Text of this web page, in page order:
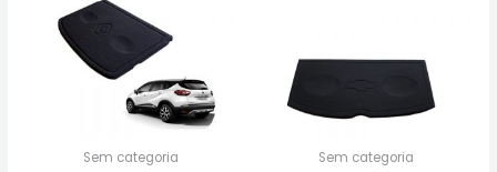
Sem categoria Sem categoria